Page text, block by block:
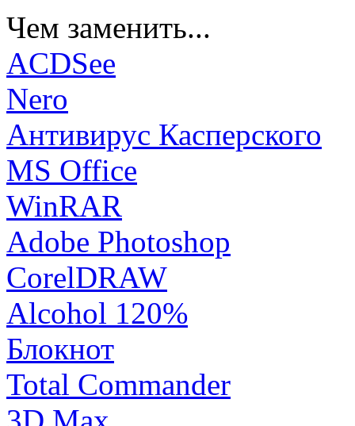
Чем заменить...
ACDSee
Nero
Антивирус Касперского
MS Office
WinRAR
Adobe Photoshop
CorelDRAW
Alcohol 120%
Блокнот
Total Commander